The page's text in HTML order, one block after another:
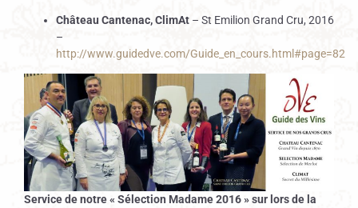
Château Cantenac, ClimAt – St Emilion Grand Cru, 2016
–
http://www.guidedve.com/Guide_en_cours.html#page=82
Service de notre « Sélection Madame 2016 » sur lors de la